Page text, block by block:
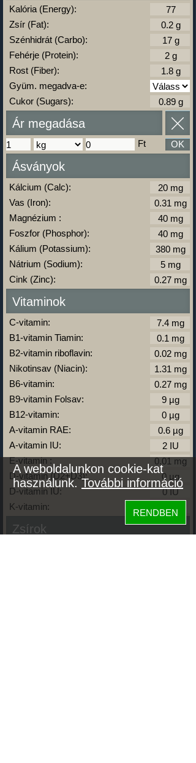
Kalória (Energy):
Zsír (Fat):
Szénhidrát (Carbo):
Fehérje (Protein):
Rost (Fiber):
Gyüm. megadva-e:
Cukor (Sugars):
Ár megadása
Ft OK
Ásványok
Kálcium (Calc):
Vas (Iron):
Magnézium :
Foszfor (Phosphor):
Kálium (Potassium):
Nátrium (Sodium):
Cink (Zinc):
Vitaminok
C-vitamin:
B1-vitamin Tiamin:
B2-vitamin riboflavin:
Nikotinsav (Niacin):
B6-vitamin:
B9-vitamin Folsav:
B12-vitamin:
A-vitamin RAE:
A-vitamin IU:
E-vitamin :
D-vitamin (D2+D3):
D-vitamin IU:
K-vitamin:
Zsírok
A weboldalunkon cookie-kat
használunk.További információ
RENDBEN